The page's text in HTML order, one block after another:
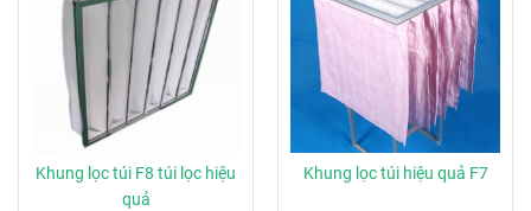
Khung lọc túi F8 túi lọc hiệu
quả
Khung lọc túi hiệu quả F7